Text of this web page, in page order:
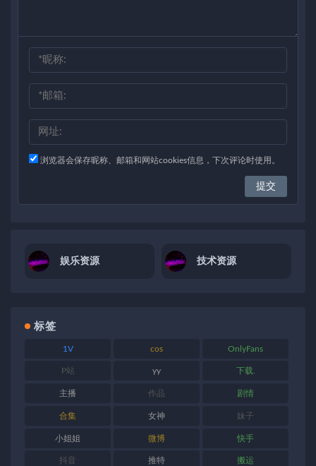
浏览器会保存昵称、邮箱和网站cookies信息，下次评论时使用。
娱乐资源 技术资源
标签
1V cos OnlyFans
P站 yy 下载.
主播 作品 剧情
合集 女神 妹子
小姐姐 微博 快手
抖音 推特 搬运